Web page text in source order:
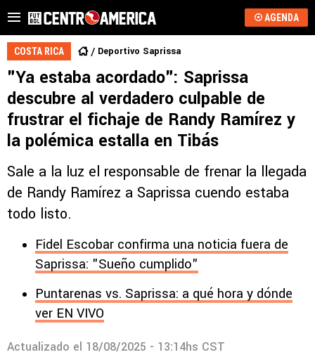
AGENDA
COSTA RICA Deportivo Saprissa
"Ya estaba acordado": Saprissa
descubre al verdadero culpable de
frustrar el fichaje de Randy Ramírez y
la polémica estalla en Tibás
Sale a la luz el responsable de frenar la llegada
de Randy Ramírez a Saprissa cuendo estaba
todo listo.
Fidel Escobar confirma una noticia fuera de
Saprissa: "Sueño cumplido"
Puntarenas vs. Saprissa: a qué hora y dónde
ver EN VIVO
Actualizado el 18/08/2025 - 13:14hs CST